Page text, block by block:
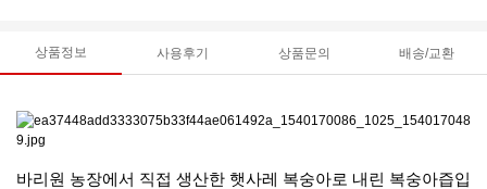
상품정보 사용후기 상품문의 배송/교환
바리원 농장에서 직접 생산한 햇사레 복숭아로 내린 복숭아즙입